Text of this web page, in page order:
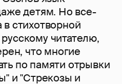
детям. Но все-
стихотворной
читателю,
что многие
по памяти отрывки
и "Стрекозы и